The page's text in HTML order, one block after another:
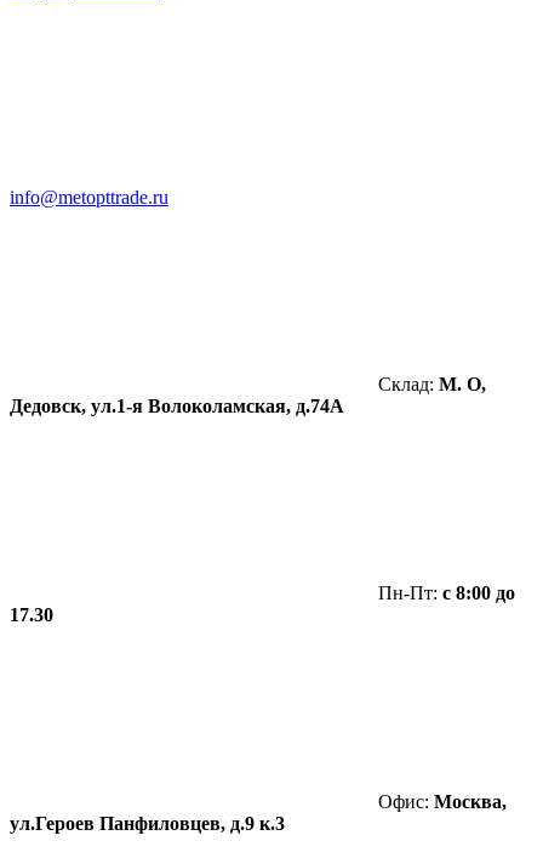
info@metopttrade.ru
Склад: М. О,
Дедовск, ул.1-я Волоколамская, д.74А
Пн-Пт: с 8:00 до
17.30
Офис: Москва,
ул.Героев Панфиловцев, д.9 к.3